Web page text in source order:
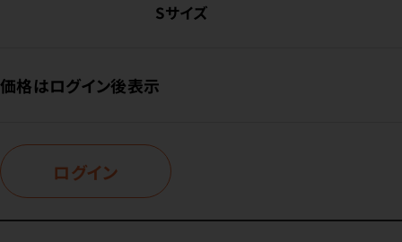
Sサイズ
価格はログイン後表示
ログイン